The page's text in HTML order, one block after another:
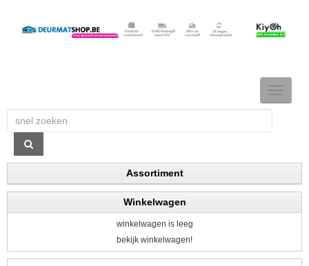
TOGGLE
Assortiment
Winkelwagen
winkelwagen is leeg
bekijk winkelwagen!